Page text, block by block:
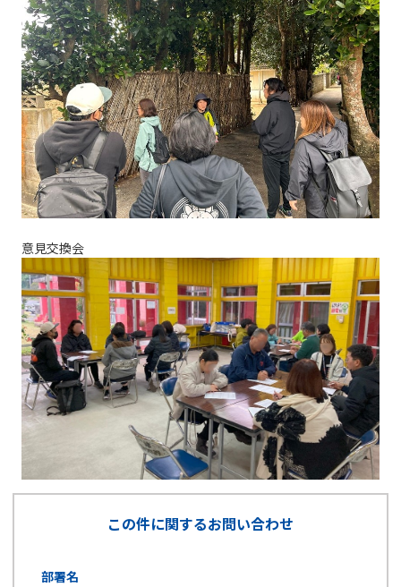
意見交換会
この件に関するお問い合わせ
部署名